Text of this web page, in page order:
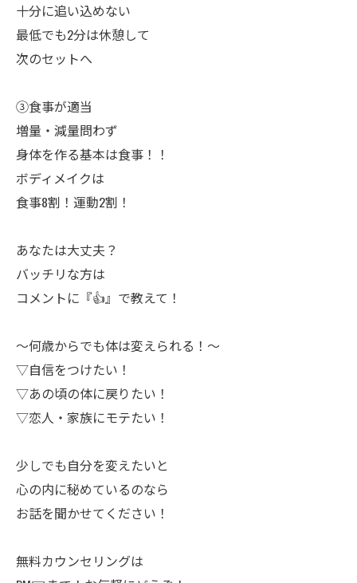
十分に追い込めない
最低でも2分は休憩して
次のセットへ
③食事が適当
増量・減量問わず
身体を作る基本は食事！！
ボディメイクは
食事8割！運動2割！
あなたは大丈夫？
バッチリな方は
コメントに『👍』で教えて！
〜何歳からでも体は変えられる！〜
▽自信をつけたい！
▽あの頃の体に戻りたい！
▽恋人・家族にモテたい！
少しでも自分を変えたいと
心の内に秘めているのなら
お話を聞かせてください！
無料カウンセリングは